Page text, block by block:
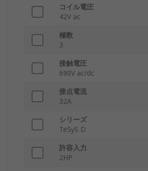
コイル電圧
42V ac
極数
3
接触電圧
690V ac/dc
接点電流
32A
シリーズ
TeSyS D
許容入力
2HP